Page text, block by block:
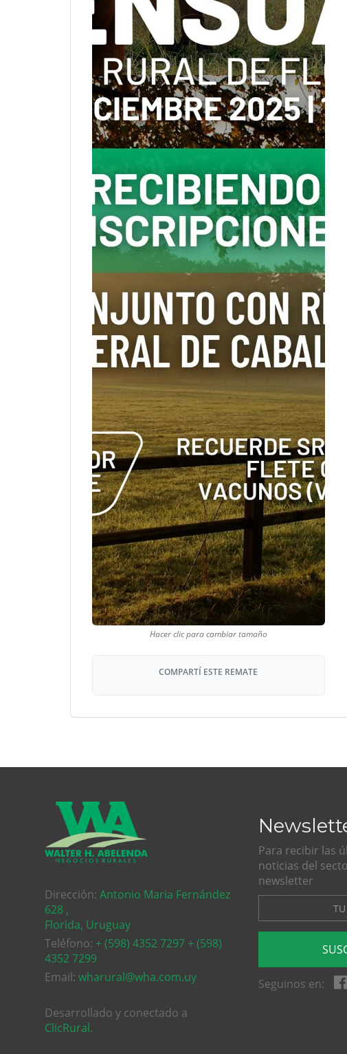
COMPARTÍ ESTE REMATE
Dirección: Antonio Maria Fernández
628 ,
Florida, Uruguay
Teléfono: + (598) 4352 7297 + (598)
4352 7299
Email: wharural@wha.com.uy
Desarrollado y conectado a
ClicRural.
Para recibir las
noticias del
newsletter
Seguinos en: